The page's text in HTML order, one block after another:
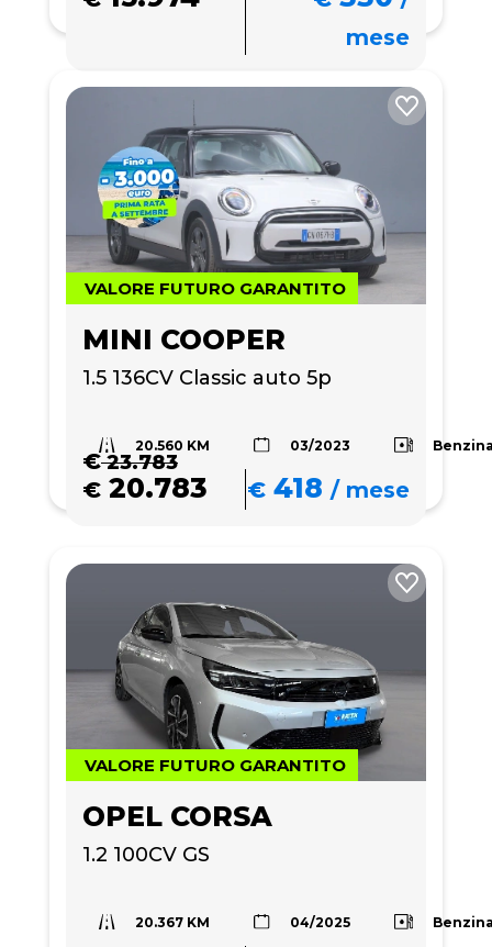
mese
VALORE FUTURO GARANTITO
MINI COOPER
1.5 136CV Classic auto 5p
20.560 KM 03/2023
€23.783
€ 20.783 € 418 /mese
VALORE FUTURO GARANTITO
OPEL CORSA
1.2 100CV GS
20.367 KM 04/2025